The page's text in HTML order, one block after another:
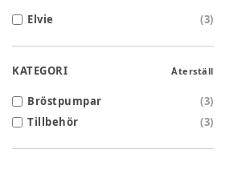
Elvie (3)
KATEGORI Återställ
Bröstpumpar (3)
Tillbehör
(3)